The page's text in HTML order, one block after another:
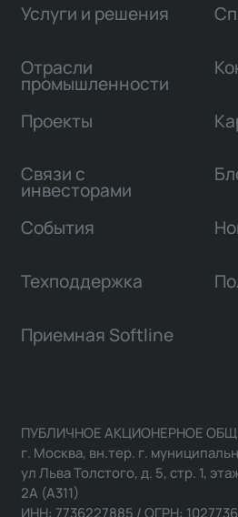
Услуги и решения
Отрасли
промышленности
Проекты
Связи с
инвесторами
События
Техподдержка
Приемная Softline
ПУБЛИЧНОЕ АКЦИОНЕРНОЕ
г. Москва, вн.тер. г.
ул Льва Толстого, д. 5, стр. 1,
2А (А311)
ИНН: 7736227885 / ОГРН: